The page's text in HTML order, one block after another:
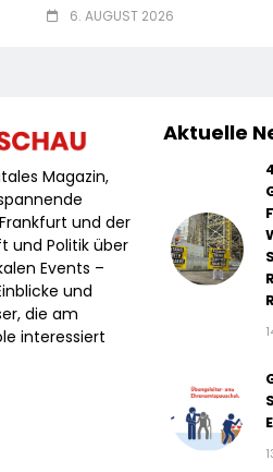
6. AUGUST 2026
Magazin,
und der
und Politik über
Events –
und
die am
interessiert
Aktuelle